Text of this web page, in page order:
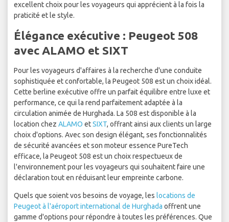
excellent choix pour les voyageurs qui apprécient à la fois la
praticité et le style.
Élégance exécutive : Peugeot 508
avec ALAMO et SIXT
Pour les voyageurs d'affaires à la recherche d'une conduite
sophistiquée et confortable, la Peugeot 508 est un choix idéal.
Cette berline exécutive offre un parfait équilibre entre luxe et
performance, ce qui la rend parfaitement adaptée à la
circulation animée de Hurghada. La 508 est disponible à la
location chez ALAMO etSIXT, offrant ainsi aux clients un large
choix d'options. Avec son design élégant, ses fonctionnalités
de sécurité avancées et son moteur essence PureTech
efficace, la Peugeot 508 est un choix respectueux de
l'environnement pour les voyageurs qui souhaitent faire une
déclaration tout en réduisant leur empreinte carbone.
Quels que soient vos besoins de voyage, les locations de
Peugeot à l'aéroport international de Hurghada offrent une
gamme d'options pour répondre à toutes les préférences. Que